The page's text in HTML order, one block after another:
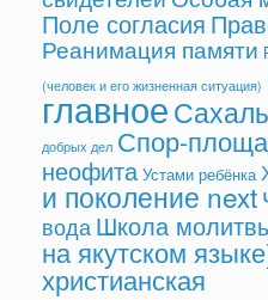
Поле согласия
Реанимация памяти
(человек и его жизненная ситуация)
главное
добрых дел Спор-
неофита Устами ребёнка
и поколение next
водаШкола
на якутском
христианская